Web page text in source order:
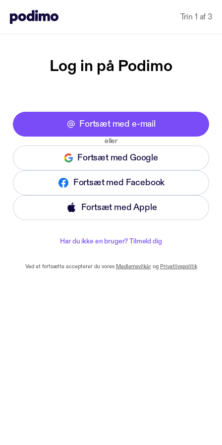
Trin 1 af 3
Log in på Podimo
Fortsæt med e-mail
eller
Fortsæt med Google
Fortsæt med Facebook
Fortsæt med Apple
Har du ikke en bruger? Tilmeld dig
Ved at fortsætte accepterer du vores Medlemsvilkår og Privatlivspolitik